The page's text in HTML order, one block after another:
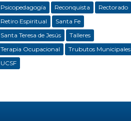
Psicopedagogía
Reconquista
Rectorado
Retiro Espiritual
Santa Fe
Santa Teresa de Jesús
Talleres
Terapia Ocupacional
Trubutos Municipales
UCSF